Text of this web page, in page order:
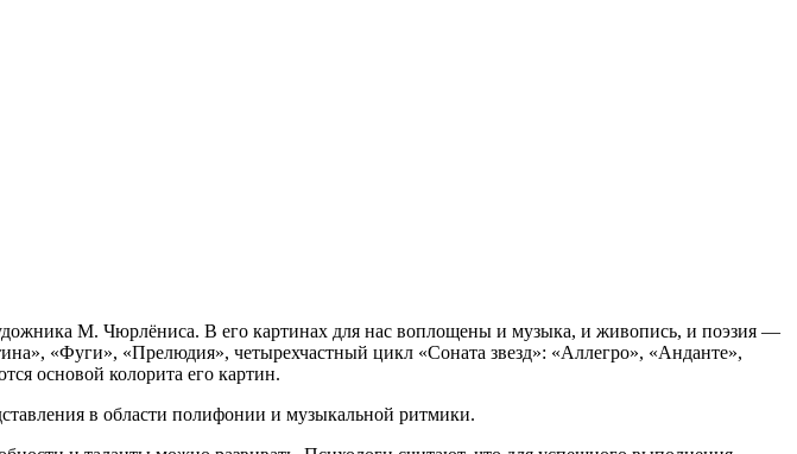
М. Чюрлёниса. В его картинах для нас воплощены и музыка, и живопись, и поэзия —
«Фуги», «Прелюдия», четырехчастный цикл «Соната звезд»: «Аллегро», «Анданте»,
основой колорита его картин.
в области полифонии и музыкальной ритмики.